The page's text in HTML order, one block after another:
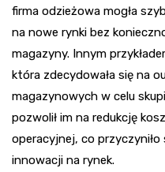
firma odzieżowa mogła
na nowe rynki bez
magazyny. Innym
która zdecydowała się na
magazynowych w celu
pozwolił im na redukcję
operacyjnej, co
innowacji na rynek.